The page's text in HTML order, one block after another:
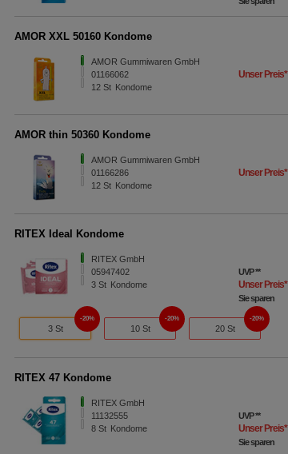
AMOR XXL 50160 Kondome
AMOR Gummiwaren GmbH
01166062
12St Kondome
Unser Preis*
AMOR thin 50360 Kondome
AMOR Gummiwaren GmbH
01166286
12St Kondome
Unser Preis*
RITEX Ideal Kondome
RITEX GmbH
05947402
3St Kondome
UVP**
Unser Preis*
Sie sparen
3 St
20%
10 St
20%
20 St
20%
RITEX 47 Kondome
RITEX GmbH
11132555
8St Kondome
UVP**
Unser Preis*
Sie sparen